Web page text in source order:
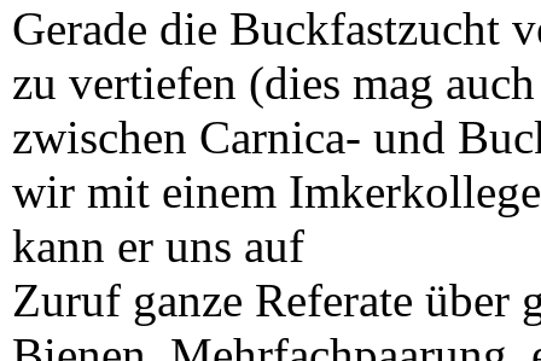
Gerade die Buckfastzucht
zu vertiefen (dies mag
zwischen Carnica- und
wir mit einem
kann er uns auf
Zuruf ganze Referate über